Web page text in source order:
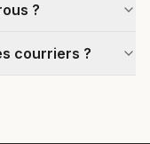
?
courriers ?